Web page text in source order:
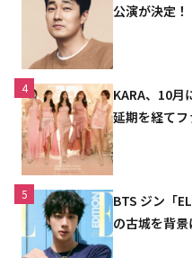
公演が決定！
4
KARA、10月
延期を経て
5
BTS ジン「
の古城を背